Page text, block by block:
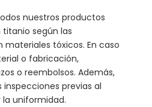
nuestros productos
según las
materiales tóxicos. En caso
o fabricación,
o reembolsos. Además,
inspecciones previas al
uniformidad.